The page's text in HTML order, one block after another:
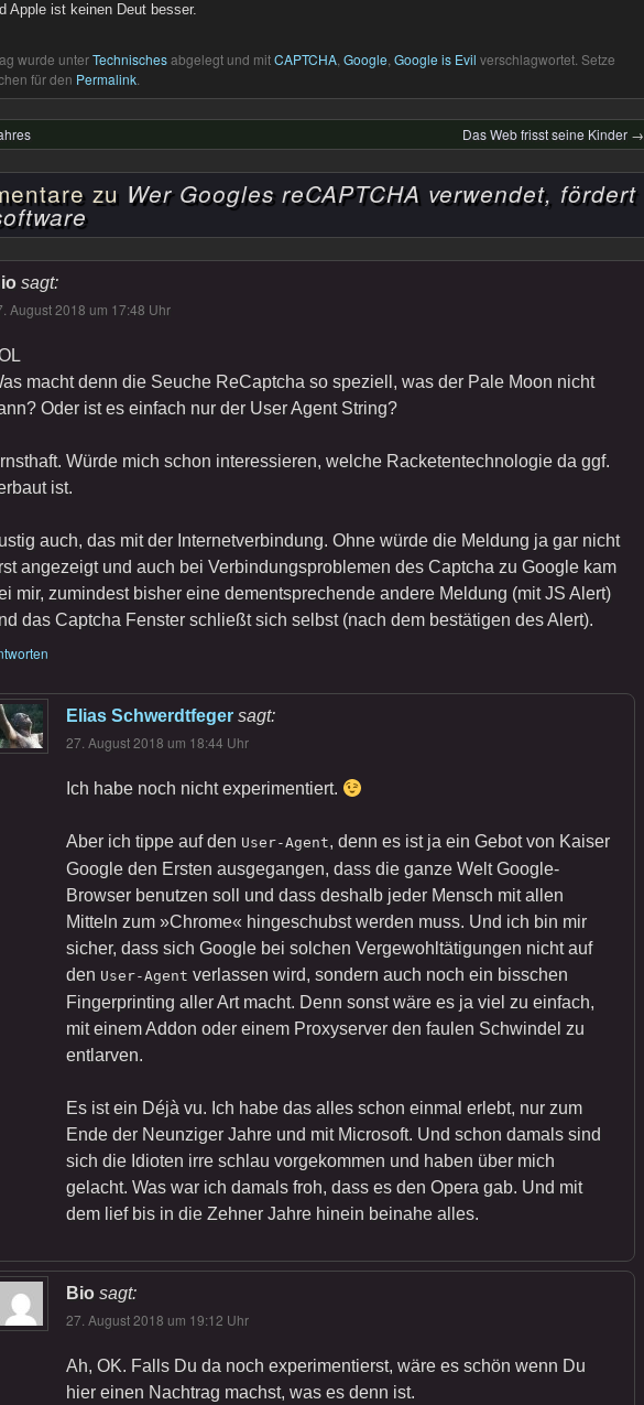
Apple ist keinen Deut besser.
wurde unterTechnischesabgelegt und mitCAPTCHA Google Google is Evil verschlagwortet. Setze
für den Permalink
Das Web frisst seine Kinder →
zu Wer Googles reCAPTCHA verwendet, fördert
sagt:
August 2018 um 17:48 Uhr
macht denn die Seuche ReCaptcha so speziell, was der Pale Moon nicht
Oder ist es einfach nur der User Agent String?
Würde mich schon interessieren, welche Racketentechnologie da ggf.
ist.
auch, das mit der Internetverbindung. Ohne würde die Meldung ja gar nicht
angezeigt und auch bei Verbindungsproblemen des Captcha zu Google kam
mir, zumindest bisher eine dementsprechende andere Meldung (mit JS Alert)
das Captcha Fenster schließt sich selbst (nach dem bestätigen des Alert).
Elias Schwerdtfeger sagt:
27. August 2018 um 18:44 Uhr
Ich habe noch nicht experimentiert.
Aber ich tippe auf den User-Agent, denn es ist ja ein Gebot von Kaiser
Google den Ersten ausgegangen, dass die ganze Welt Google-
Browser benutzen soll und dass deshalb jeder Mensch mit allen
Mitteln zum »Chrome« hingeschubst werden muss. Und ich bin mir
sicher, dass sich Google bei solchen Vergewohltätigungen nicht auf
den User-Agent verlassen wird, sondern auch noch ein bisschen
Fingerprinting aller Art macht. Denn sonst wäre es ja viel zu einfach,
mit einem Addon oder einem Proxyserver den faulen Schwindel zu
entlarven.
Es ist ein Déjà vu. Ich habe das alles schon einmal erlebt, nur zum
Ende der Neunziger Jahre und mit Microsoft. Und schon damals sind
sich die Idioten irre schlau vorgekommen und haben über mich
gelacht. Was war ich damals froh, dass es den Opera gab. Und mit
dem lief bis in die Zehner Jahre hinein beinahe alles.
Bio sagt:
27. August 2018 um 19:12 Uhr
Ah, OK. Falls Du da noch experimentierst, wäre es schön wenn Du
hier einen Nachtrag machst, was es denn ist.